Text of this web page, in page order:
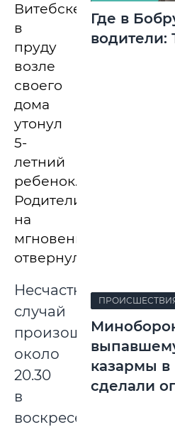
Витебске
в
пруду
возле
своего
дома
утонул
5-
летний
ребенок.
Родители
на
мгновение
отвернулись.
Несчастный
случай
произошел
около
20.30
в
воскресенье.
Где в
водители:
казармы
сделали